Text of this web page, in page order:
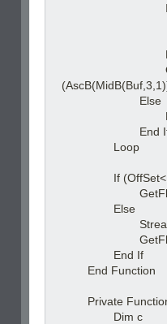
If
End
Else
Exit
End
Loop
If (OffSet<12
Else
End If
End Function
Private Function
Dim c